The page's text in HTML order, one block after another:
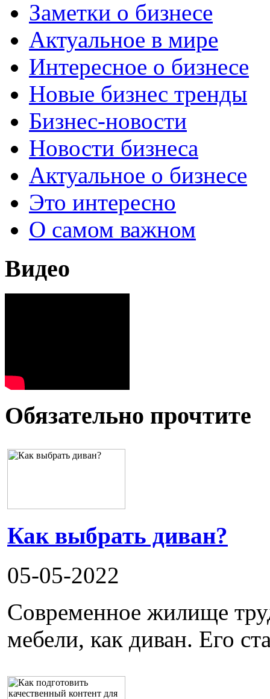
Заметки о бизнесе
Актуальное в мире
Интересное о бизнесе
Новые бизнес тренды
Бизнес-новости
Новости бизнеса
Актуальное о бизнесе
Это интересно
О самом важном
Видео
Обязательно прочтите
Как выбрать диван?
05-05-2022
Современное жилище
мебели, как диван. Его